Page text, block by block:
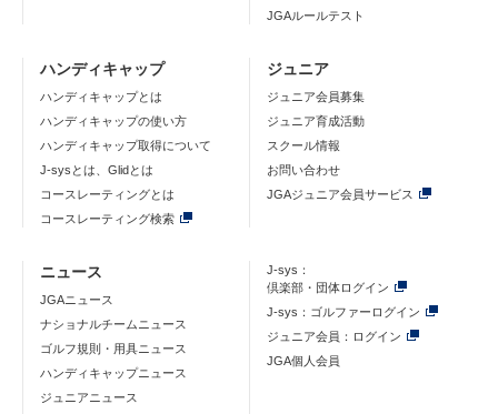
JGAルールテスト
ハンディキャップ
ハンディキャップとは
ハンディキャップの使い方
ハンディキャップ取得について
J-sysとは、Glidとは
コースレーティングとは
コースレーティング検索
ジュニア
ジュニア会員募集
ジュニア育成活動
スクール情報
お問い合わせ
JGAジュニア会員サービス
ニュース
JGAニュース
ナショナルチームニュース
ゴルフ規則・用具ニュース
ハンディキャップニュース
ジュニアニュース
J-sys：
倶楽部・団体ログイン
J-sys：ゴルファーログイン
ジュニア会員：ログイン
JGA個人会員